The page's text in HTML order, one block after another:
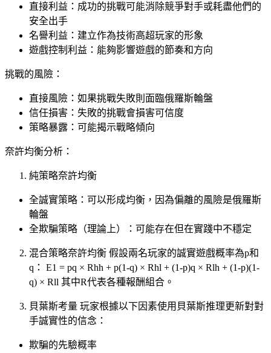
直接利益：成功的挑戰可能消除競爭對手或耗盡他們的
安全出手
名譽利益：建立作為技術高超玩家的形象
遊戲控制利益：能夠影響遊戲的節奏和方向
挑戰的風險：
直接風險：如果挑戰失敗則面臨俄羅斯輪盤
信任損害：失敗的挑戰會損害可信度
策略暴露：可能揭示戰略傾向
奈許均衡分析：
純策略奈許均衡
全誠實策略：可以形成均衡，因為偏離的風險是俄羅斯
輪盤
全欺騙策略（理論上）：可能存在但在實踐中不穩定
混合策略奈許均衡 假設兩名玩家的誠實遊戲概率為p和
q： E1 = pq × Rhh + p(1-q) × Rhl + (1-p)q × Rlh + (1-p)(1-
q) × Rll 其中R代表各種報酬組合。
貝葉斯考量 玩家根據以下因素使用貝葉斯推理更新對對
手誠實性的信念：
欺騙的先驗概率